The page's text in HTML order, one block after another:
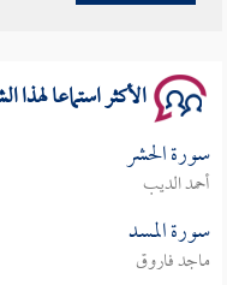
الأكثر استماعا لهذا
سورة الحشر
أحمد الديب
سورة المسد
ماجد فاروق